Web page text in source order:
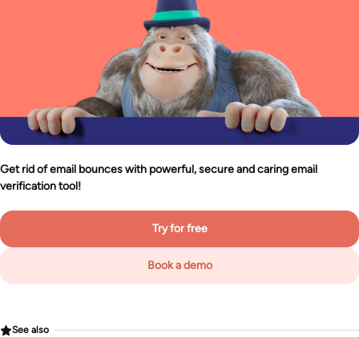
Get rid of email bounces with powerful, secure and caring email
verification tool!
Try for free
Book a demo
See also